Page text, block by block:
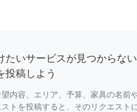
たいサービスが見つからな
投稿しよう
望内容、エリア、予算、家具の名前
ストを投稿すると、そのリクエスト